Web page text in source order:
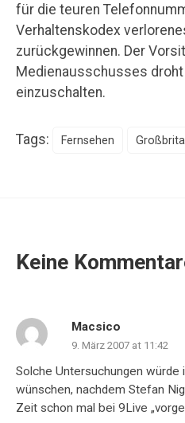
für die teuren
Verhaltenskodex
zurückgewinnen. Der
Medienausschusses
einzuschalten.
Tags: Fernsehen
Keine
Macsico
9. März 2007 at 11:42
Solche Untersuchungen würde
wünschen, nachdem Stefan
Zeit schon mal bei 9Live